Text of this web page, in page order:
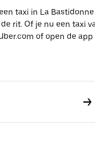
taxi in La
rit. Of je nu een taxi
of open de